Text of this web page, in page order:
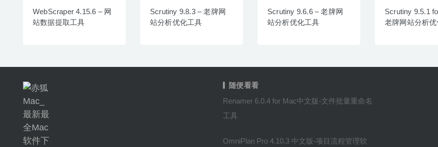
WebScraper 4.15.6 – 网
站数据提取工具
Scrutiny 9.8.3 – 老牌网
站分析优化工具
Scrutiny 9.6.6 – 老牌网
站分析优化工具
Scrutiny 9.5.1
老牌网站分析
随便看看
Renamer 6.0.4 for Mac中文版-文件批量重命名
工具
OmniPlan Pro 4.10.3 中文版-项目流程管理软